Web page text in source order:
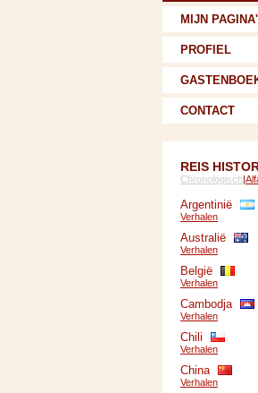
MIJN
PROFIEL
CONTACT
REIS
Chronologisch|
Argentinië
Verhalen
Australië
Verhalen
België
Verhalen
Cambodja
Verhalen
Chili
Verhalen
China
Verhalen